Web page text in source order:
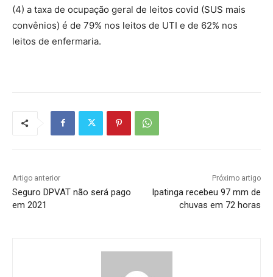
(4) a taxa de ocupação geral de leitos covid (SUS mais
convênios) é de 79% nos leitos de UTI e de 62% nos
leitos de enfermaria.
Artigo anterior
Seguro DPVAT não será pago
em 2021
Próximo artigo
Ipatinga recebeu 97 mm de
chuvas em 72 horas